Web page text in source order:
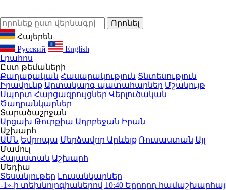
Հայերեն
Русский
English
Լրահոս
Ըստ թեմաների
Քաղաքական Հասարակություն Տնտեսություն
Իրավունք Արտակարգ պատահարներ Մշակույթ
Սպորտ Հարցազրույցներ Վերլուծական
Ծաղրանկարներ
Տարածաշրջան
Արցախ Թուրքիա Ադրբեջան Իրան
Աշխարհ
ԱՄՆ Եվրոպա Մերձավոր Արևելք Ռուսաստան Այլ
Մամուլ
Հայաստան Աշխարհ
Մեդիա
Տեսանյութեր Լուսանկարներ
տեխնոլոգիաներով10:40 Երրորդ համաշխարհային